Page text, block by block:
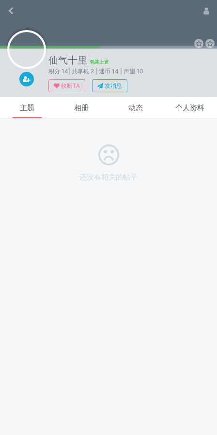
仙气十里 包装上造
积分 14 | 共享银 2 | 迷币 14
| 声望 10
收听TA
发消息
主题 相册 动态 个人资料
还没有相关的帖子